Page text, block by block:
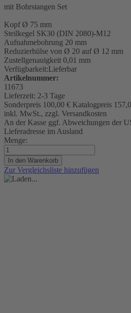
mit Bohrstangen Set
Kopf Ø 75 mm
Steilkegel SK30 (DIN 2080)-M12
Aufnahmebohrung 20 mm
Reduzierhülse von Ø 20 auf Ø 12 mm
Zustellgenauigkeit 0,01 mm
Verfügbarkeit:Lieferbar
Artikelnummer:
11673
Lieferzeit: 2-3 Tage
Sonderpreis 100,00 € Katalogpreis
inkl. MwSt., zzgl. Versandkosten
An der Kasse ggf. Abweichungen der
Lieferadresse im Ausland
Menge:
In den Warenkorb
Zur Vergleichsliste hinzufügen